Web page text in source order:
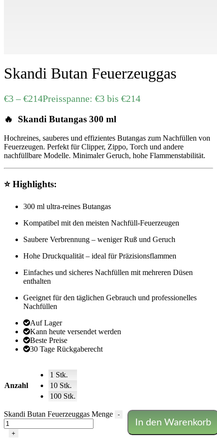
Skandi Butan Feuerzeuggas
€3 –€214Preisspanne: €3 bis €214
🔥 Skandi Butangas 300 ml
Hochreines, sauberes und effizientes Butangas zum Nachfüllen von
Feuerzeugen. Perfekt für Clipper, Zippo, Torch und andere
nachfüllbare Modelle. Minimaler Geruch, hohe Flammenstabilität.
⭐Highlights:
300 ml ultra-reines Butangas
Kompatibel mit den meisten Nachfüll-Feuerzeugen
Saubere Verbrennung – weniger Ruß und Geruch
Hohe Druckqualität – ideal für Präzisionsflammen
Einfaches und sicheres Nachfüllen mit mehreren Düsen
enthalten
Geeignet für den täglichen Gebrauch und professionelles
Nachfüllen
Auf Lager
Kann heute versendet werden
Beste Preise
30 Tage Rückgaberecht
Anzahl
1 Stk.
10 Stk.
100 Stk.
Skandi Butan Feuerzeuggas Menge -
+
In den Warenkorb